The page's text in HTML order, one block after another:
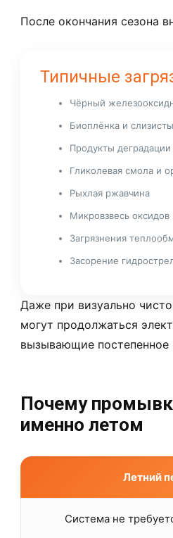
После окончания сезона
Типичные
Чёрный
Биоплёнка и
Продукты деградации
Гликолевая смола и
Рыхлая ржавчина
Микровзвесь оксидов
Загрязнения
Засорение
Даже при визуально
могут продолжаться
вызывающие постепенное
Почему
именно летом
Летний
Система не